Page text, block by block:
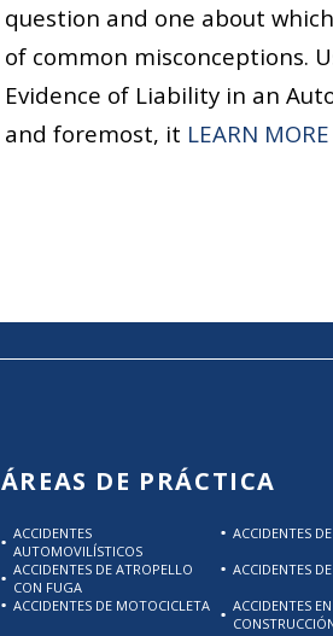
question and one about
of common misconceptions.
Evidence of Liability in an
and foremost, it LEARN MORE
ÁREAS DE PRÁCTICA
ACCIDENTES
AUTOMOVILÍSTICOS
ACCIDENTES
ACCIDENTES DE ATROPELLO
CON FUGA
ACCIDENTES
ACCIDENTES DE MOTOCICLETA
ACCIDENTES